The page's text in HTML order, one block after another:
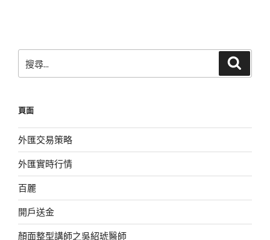
尋
字:
頁面
外匯交易策略
外匯實時行情
百麗
開戶送金
顏面整型講師之吳紹琥醫師